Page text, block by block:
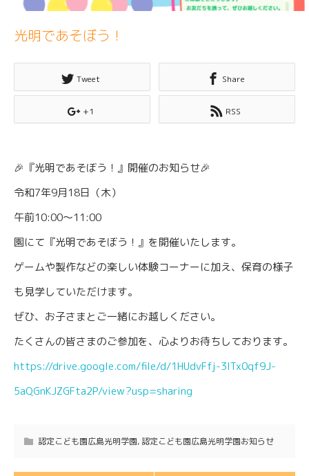
光明であそぼう！
Tweet Share
+1 RSS
🎉『光明であそぼう！』開催のお知らせ🎉
令和7年9月18日（木）
午前10:00～11:00
園にて『光明であそぼう！』を開催いたします。
ゲームや製作などの楽しい体験コーナーに加え、保育の様子
も見学していただけます。
ぜひ、お子さまとご一緒にお越しください。
たくさんの皆さまのご参加を、心よりお待ちしております。
https://drive.google.com/file/d/1HUdvFfj-3ITx0qf9J-
5aQGnKJZGFta2P/view?usp=sharing
認定こども園広島光明学園, 認定こども園広島光明学園お知らせ